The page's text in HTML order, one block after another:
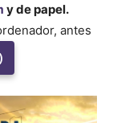
y de papel.
antes